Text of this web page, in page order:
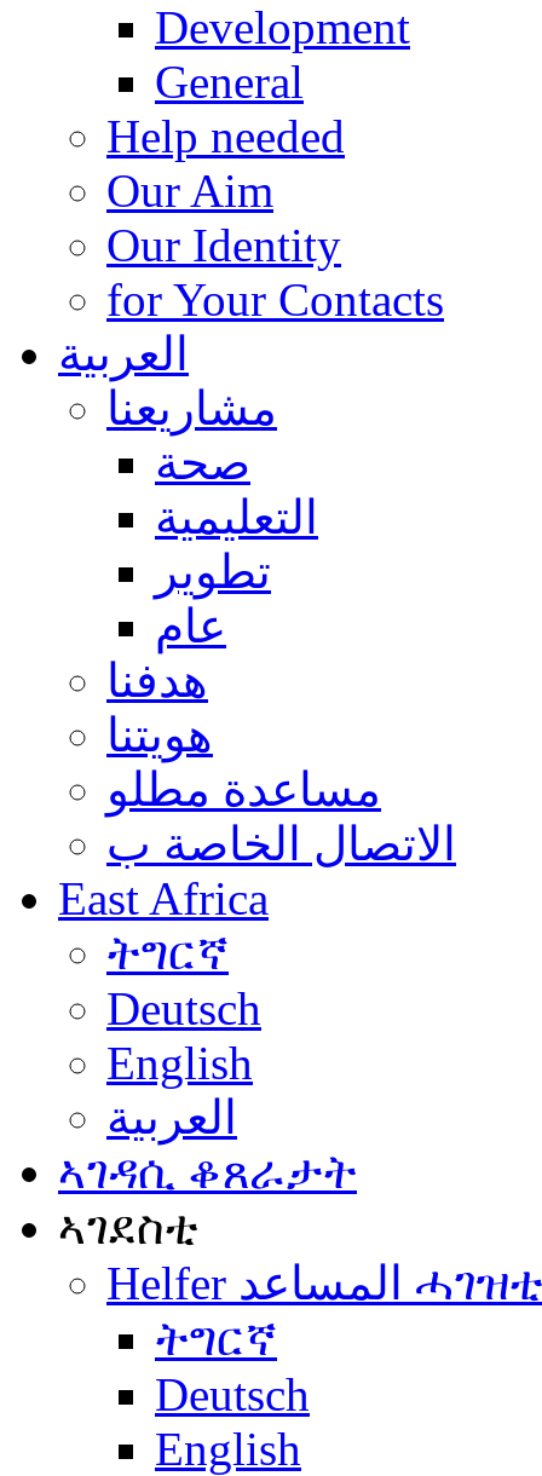
Development
General
Help needed
Our Aim
Our Identity
for Your Contacts
العربية
مشاريعنا
صحة
التعليمية
تطوير
عام
هدفنا
هويتنا
مساعدة مطلو
الاتصال الخاصة ب
East Africa
ትግርኛ
Deutsch
English
العربية
ኣገዳሲ ቆጸራታት
ኣገደስቲ
Helfer المساعد ሓገዝቲ
ትግርኛ
Deutsch
English